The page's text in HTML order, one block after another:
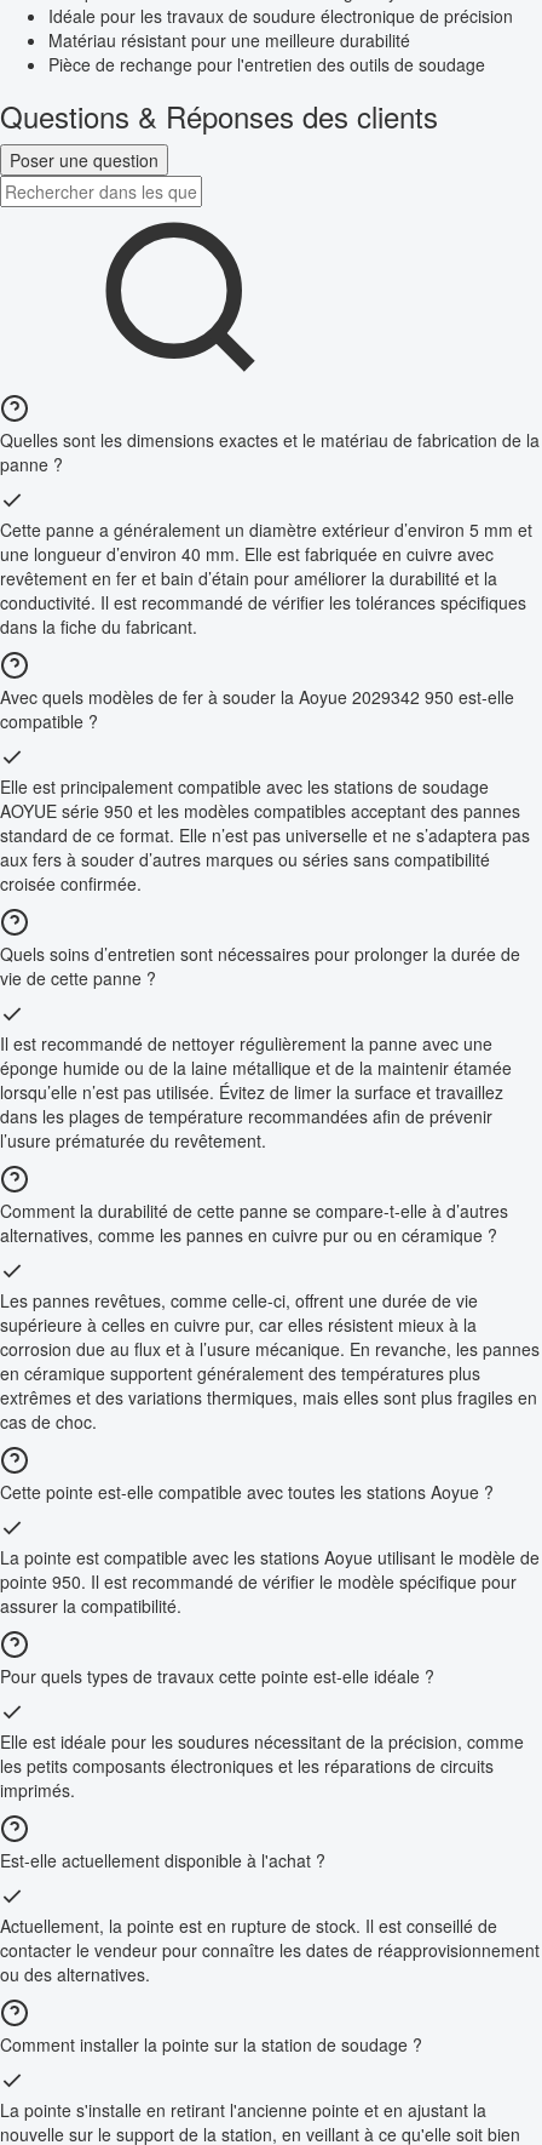
Idéale pour les travaux de soudure électronique de précision
Matériau résistant pour une meilleure durabilité
Pièce de rechange pour l'entretien des outils de soudage
Questions & Réponses des clients
Poser une question
Quelles sont les dimensions exactes et le matériau de fabrication de la
panne ?
Cette panne a généralement un diamètre extérieur d’environ 5 mm et
une longueur d’environ 40 mm. Elle est fabriquée en cuivre avec
revêtement en fer et bain d’étain pour améliorer la durabilité et la
conductivité. Il est recommandé de vérifier les tolérances spécifiques
dans la fiche du fabricant.
Avec quels modèles de fer à souder la Aoyue 2029342 950 est-elle
compatible ?
Elle est principalement compatible avec les stations de soudage
AOYUE série 950 et les modèles compatibles acceptant des pannes
standard de ce format. Elle n’est pas universelle et ne s’adaptera pas
aux fers à souder d’autres marques ou séries sans compatibilité
croisée confirmée.
Quels soins d’entretien sont nécessaires pour prolonger la durée de
vie de cette panne ?
Il est recommandé de nettoyer régulièrement la panne avec une
éponge humide ou de la laine métallique et de la maintenir étamée
lorsqu’elle n’est pas utilisée. Évitez de limer la surface et travaillez
dans les plages de température recommandées afin de prévenir
l’usure prématurée du revêtement.
Comment la durabilité de cette panne se compare-t-elle à d’autres
alternatives, comme les pannes en cuivre pur ou en céramique ?
Les pannes revêtues, comme celle-ci, offrent une durée de vie
supérieure à celles en cuivre pur, car elles résistent mieux à la
corrosion due au flux et à l’usure mécanique. En revanche, les pannes
en céramique supportent généralement des températures plus
extrêmes et des variations thermiques, mais elles sont plus fragiles en
cas de choc.
Cette pointe est-elle compatible avec toutes les stations Aoyue ?
La pointe est compatible avec les stations Aoyue utilisant le modèle de
pointe 950. Il est recommandé de vérifier le modèle spécifique pour
assurer la compatibilité.
Pour quels types de travaux cette pointe est-elle idéale ?
Elle est idéale pour les soudures nécessitant de la précision, comme
les petits composants électroniques et les réparations de circuits
imprimés.
Est-elle actuellement disponible à l'achat ?
Actuellement, la pointe est en rupture de stock. Il est conseillé de
contacter le vendeur pour connaître les dates de réapprovisionnement
ou des alternatives.
Comment installer la pointe sur la station de soudage ?
La pointe s'installe en retirant l'ancienne pointe et en ajustant la
nouvelle sur le support de la station, en veillant à ce qu'elle soit bien